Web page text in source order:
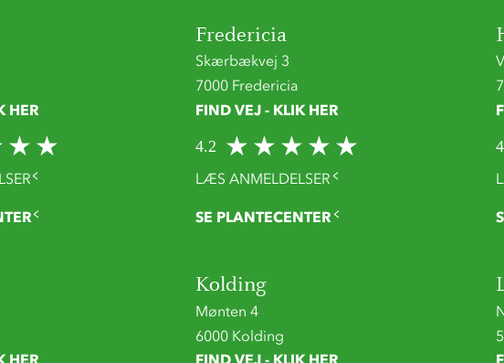
HER
Fredericia
Skærbækvej 3
7000 Fredericia
FIND VEJ - KLIK HER
4.2
LÆS ANMELDELSER
SE PLANTECENTER
Kolding
Mønten 4
6000 Kolding